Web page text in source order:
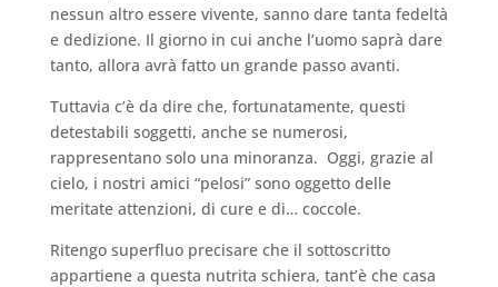
nessun altro essere vivente, sanno dare tanta fedeltà
e dedizione. Il giorno in cui anche l’uomo saprà dare
tanto, allora avrà fatto un grande passo avanti.
Tuttavia c’è da dire che, fortunatamente, questi
detestabili soggetti, anche se numerosi,
rappresentano solo una minoranza. Oggi, grazie al
cielo, i nostri amici “pelosi” sono oggetto delle
meritate attenzioni, di cure e di… coccole.
Ritengo superfluo precisare che il sottoscritto
appartiene a questa nutrita schiera, tant’è che casa